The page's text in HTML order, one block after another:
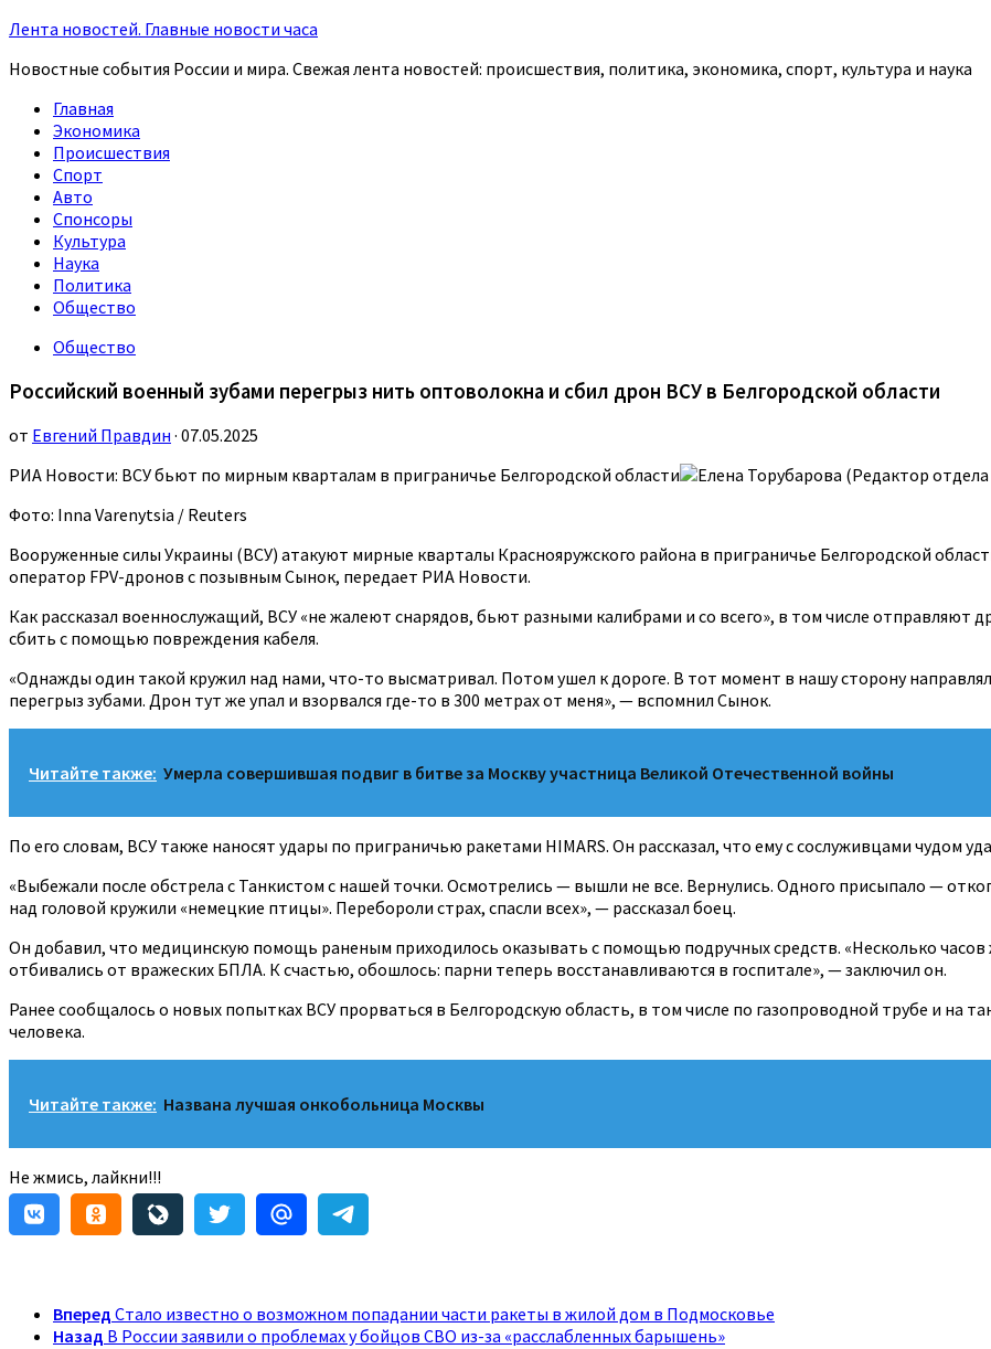
Лента новостей. Главные новости часа
Новостные события России и мира. Свежая лента новостей: происшествия, политика, экономика, спорт, культура и наука
Главная
Экономика
Происшествия
Спорт
Авто
Спонсоры
Культура
Наука
Политика
Общество
Общество
Российский военный зубами перегрыз нить оптоволокна и сбил дрон ВСУ в Белгородской области
от Евгений Правдин · 07.05.2025
РИА Новости: ВСУ бьют по мирным кварталам в приграничье Белгородской области
Елена Торубарова (Редактор отдела
Фото: Inna Varenytsia / Reuters
Вооруженные силы Украины (ВСУ) атакуют мирные кварталы Краснояружского района в приграничье Белгородской
оператор FPV-дронов с позывным Сынок, передает РИА Новости.
Как рассказал военнослужащий, ВСУ «не жалеют снарядов, бьют разными калибрами и со всего», в том числе отправляют
сбить с помощью повреждения кабеля.
«Однажды один такой кружил над нами, что-то высматривал. Потом ушел к дороге. В тот момент в нашу сторону
перегрыз зубами. Дрон тут же упал и взорвался где-то в 300 метрах от меня», — вспомнил Сынок.
Читайте также: Умерла совершившая подвиг в битве за Москву участница Великой Отечественной войны
По его словам, ВСУ также наносят удары по приграничью ракетами HIMARS. Он рассказал, что ему с сослуживцами чудом
«Выбежали после обстрела с Танкистом с нашей точки. Осмотрелись — вышли не все. Вернулись. Одного присыпало —
над головой кружили «немецкие птицы». Перебороли страх, спасли всех», — рассказал боец.
Он добавил, что медицинскую помощь раненым приходилось оказывать с помощью подручных средств. «Несколько
отбивались от вражеских БПЛА. К счастью, обошлось: парни теперь восстанавливаются в госпитале», — заключил он.
Ранее сообщалось о новых попытках ВСУ прорваться в Белгородскую область, в том числе по газопроводной трубе и на
человека.
Читайте также: Названа лучшая онкобольница Москвы
Не жмись, лайкни!!!
Вперед Стало известно о возможном попадании части ракеты в жилой дом в Подмосковье
Назад В России заявили о проблемах у бойцов СВО из-за «расслабленных барышень»